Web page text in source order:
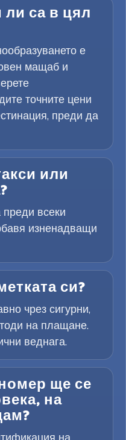
са в цял
е
мащаб и
точните цени
преди да
или
всеки
изненадващи
си?
чрез сигурни,
на плащане.
веднага.
ще се
на